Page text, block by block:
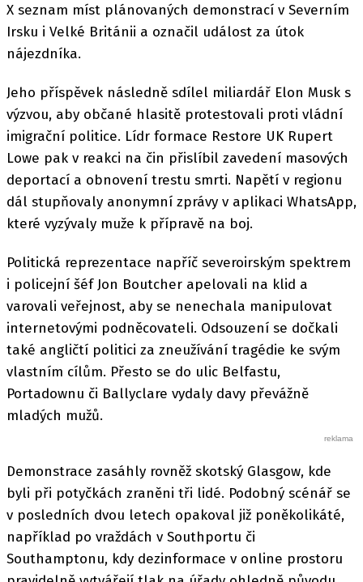
X seznam míst plánovaných demonstrací v Severním
Irsku i Velké Británii a označil událost za útok
nájezdníka.
Jeho příspěvek následně sdílel miliardář Elon Musk s
výzvou, aby občané hlasitě protestovali proti vládní
imigrační politice. Lídr formace Restore UK Rupert
Lowe pak v reakci na čin přislíbil zavedení masových
deportací a obnovení trestu smrti. Napětí v regionu
dál stupňovaly anonymní zprávy v aplikaci WhatsApp,
které vyzývaly muže k přípravě na boj.
Politická reprezentace napříč severoirským spektrem
i policejní šéf Jon Boutcher apelovali na klid a
varovali veřejnost, aby se nenechala manipulovat
internetovými podněcovateli. Odsouzení se dočkali
také angličtí politici za zneužívání tragédie ke svým
vlastním cílům. Přesto se do ulic Belfastu,
Portadownu či Ballyclare vydaly davy převážně
mladých mužů.
Demonstrace zasáhly rovněž skotský Glasgow, kde
byli při potyčkách zraněni tři lidé. Podobný scénář se
v posledních dvou letech opakoval již poněkolikáté,
například po vraždách v Southportu či
Southamptonu, kdy dezinformace v online prostoru